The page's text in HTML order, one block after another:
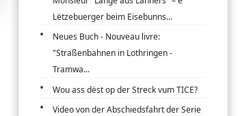
Lëtzebuerger beim Eisebunns...
Neues Buch - Nouveau livre:
"Straßenbahnen in Lothringen -
Tramwa...
Wou ass dëst op der Streck vum TICE?
Video von der Abschiedsfahrt der Serie